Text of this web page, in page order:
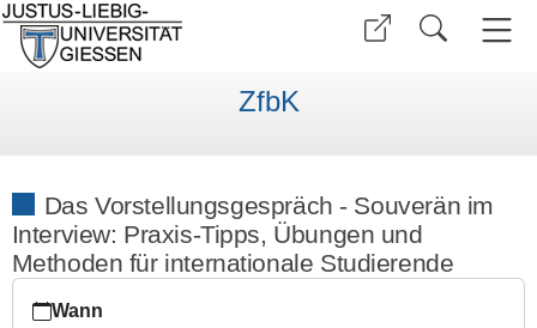
ZfbK
Das Vorstellungsgespräch - Souverän im
Interview: Praxis-Tipps, Übungen und
Methoden für internationale Studierende
giessen.de/de/fbz/zentren/zfbk/career/veranterm/
Wann